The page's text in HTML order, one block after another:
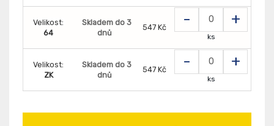
Velikost:
64
Skladem do 3
dnů
547 Kč - +
ks
Velikost:
ZK
Skladem do 3
dnů
547 Kč - +
ks